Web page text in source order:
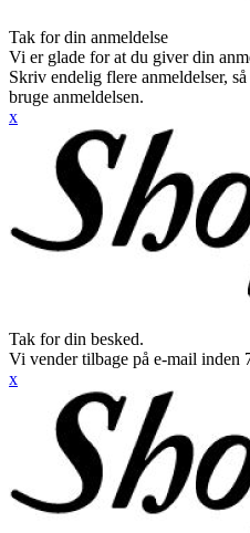
Tak for din anmeldelse
Vi er glade for at du giver din
Skriv endelig flere anmeldelser,
bruge anmeldelsen.
x
Tak for din besked.
Vi vender tilbage på e-mail inden
x